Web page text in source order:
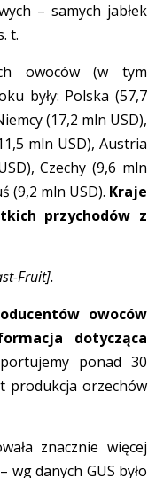
– samych jabłek
t.
owoców (w tym
były: Polska (57,7
(17,2 mln USD),
mln USD), Austria
Czechy (9,6 mln
(9,2 mln USD). Kraje
przychodów z
Fruit].
owoców
dotycząca
ponad 30
produkcja orzechów
znacznie więcej
danych GUS było